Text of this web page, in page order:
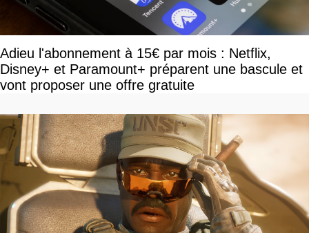
Adieu l'abonnement à 15€ par mois : Netflix,
Disney+ et Paramount+ préparent une bascule et
vont proposer une offre gratuite